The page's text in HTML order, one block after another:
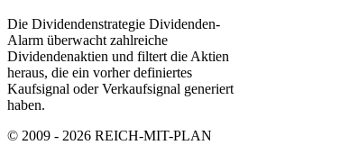
Die Dividendenstrategie Dividenden-
Alarm überwacht zahlreiche
Dividendenaktien und filtert die Aktien
heraus, die ein vorher definiertes
Kaufsignal oder Verkaufsignal generiert
haben.
© 2009 - 2026 REICH-MIT-PLAN